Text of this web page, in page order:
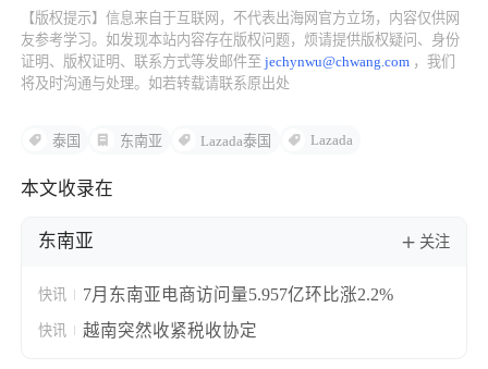
【版权提示】信息来自于互联网，不代表出海网官方立场，内容仅供网
友参考学习。如发现本站内容存在版权问题，烦请提供版权疑问、身份
证明、版权证明、联系方式等发邮件至jechynwu@chwang.com ，我们
将及时沟通与处理。如若转载请联系原出处
泰国 东南亚 Lazada泰国 Lazada
本文收录在
东南亚 关注
快讯 7月东南亚电商访问量5.957亿环比涨2.2%
快讯 越南突然收紧税收协定